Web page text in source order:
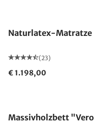
Naturlatex-
(23)
€ 1.198,00
Massivholzbett